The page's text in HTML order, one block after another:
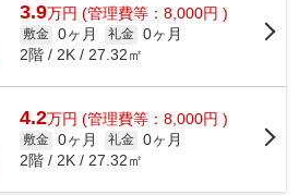
3.9万円 (管理費等：8,000円 )
敷金 0ヶ月 礼金 0ヶ月
2階 / 2K / 27.32㎡
4.2万円 (管理費等：8,000円 )
敷金 0ヶ月 礼金 0ヶ月
2階 / 2K / 27.32㎡